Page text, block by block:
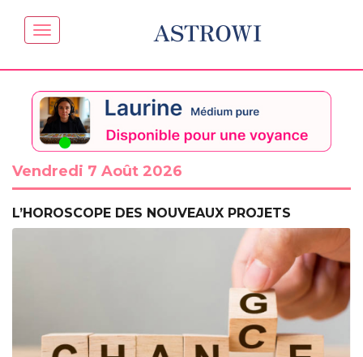
ASTROWI
Vendredi 7 Août 2026
L’HOROSCOPE DES NOUVEAUX PROJETS